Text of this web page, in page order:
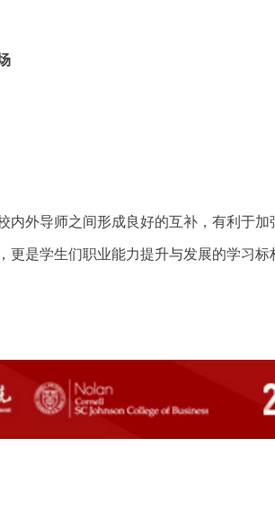
内外导师之间形成良好的互补，有利于
更是学生们职业能力提升与发展的学习